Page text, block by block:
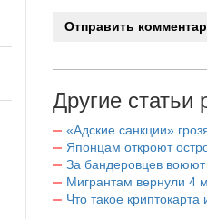
Другие статьи
«Адские санкции»
Японцам откроют
За бандеровцев
Мигрантам вернули 4
Что такое